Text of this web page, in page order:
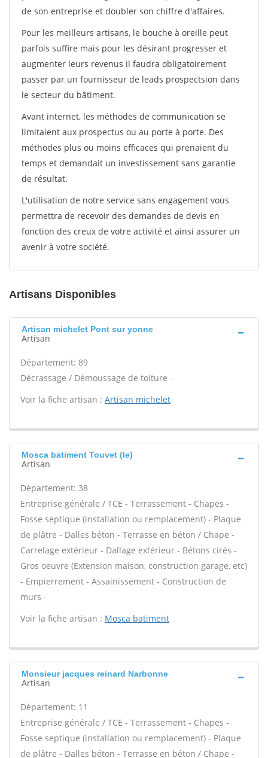
de son entreprise et doubler son chiffre d'affaires.
Pour les meilleurs artisans, le bouche à oreille peut
parfois suffire mais pour les désirant progresser et
augmenter leurs revenus il faudra obligatoirement
passer par un fournisseur de leads prospectsion dans
le secteur du bâtiment.
Avant internet, les méthodes de communication se
limitaient aux prospectus ou au porte à porte. Des
méthodes plus ou moins efficaces qui prenaient du
temps et demandait un investissement sans garantie
de résultat.
L'utilisation de notre service sans engagement vous
permettra de recevoir des demandes de devis en
fonction des creux de votre activité et ainsi assurer un
avenir à votre société.
Artisans Disponibles
Artisan michelet Pont sur yonne
Artisan
Département: 89
Décrassage / Démoussage de toiture -
Voir la fiche artisan : Artisan michelet
Mosca batiment Touvet (le)
Artisan
Département: 38
Entreprise générale / TCE - Terrassement - Chapes -
Fosse septique (installation ou remplacement) - Plaque
de plâtre - Dalles béton - Terrasse en béton / Chape -
Carrelage extérieur - Dallage extérieur - Bétons cirés -
Gros oeuvre (Extension maison, construction garage, etc)
- Empierrement - Assainissement - Construction de
murs -
Voir la fiche artisan : Mosca batiment
Monsieur jacques reinard Narbonne
Artisan
Département: 11
Entreprise générale / TCE - Terrassement - Chapes -
Fosse septique (installation ou remplacement) - Plaque
de plâtre - Dalles béton - Terrasse en béton / Chape -